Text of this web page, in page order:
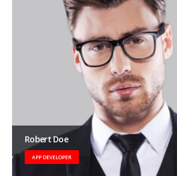
Robert Doe
APP DEVELOPER